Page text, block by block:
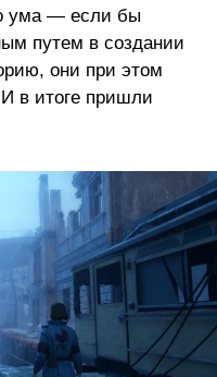
ума — если бы
путем в создании
они при этом
в итоге пришли